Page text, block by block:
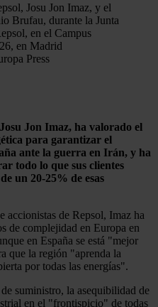
Josu Jon Imaz, y el
Brufau, durante la Junta
en el Campus
en Madrid
Press
Jon Imaz, ha valorado el
para garantizar el
ante la guerra en Irán, y ha
todo lo que sus clientes
un 20-25% de esas
accionistas de Repsol, Imaz ha
de complejidad en Europa en
en España se está "mejor
que la región "aprenda la
por todas las energías".
suministro, la asequibilidad de
en el "frontispicio" de todas